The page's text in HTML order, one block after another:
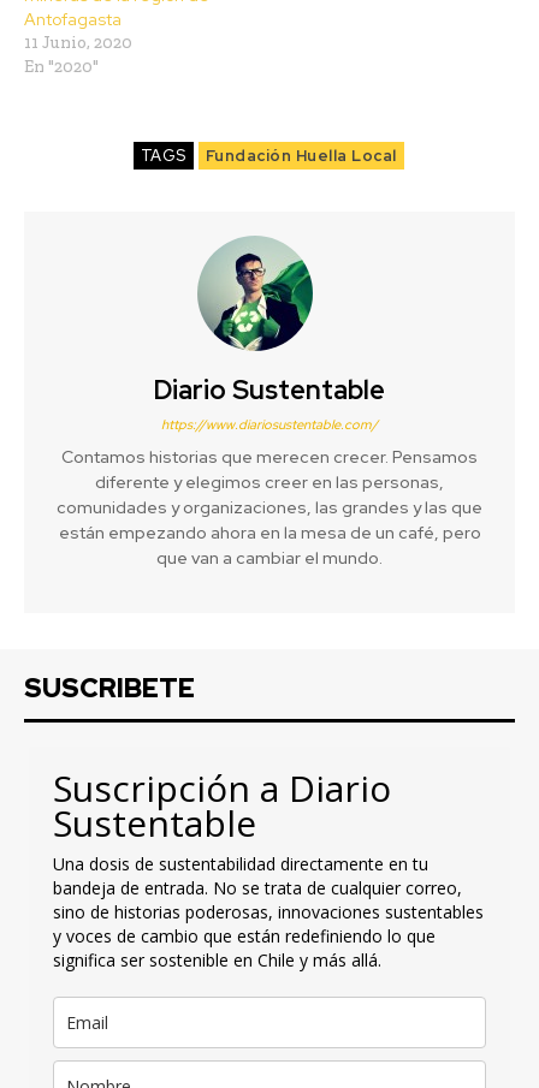
Antofagasta
11 Junio, 2020
En "2020"
TAGS Fundación Huella Local
Diario Sustentable
https://www.diariosustentable.com/
Contamos historias que merecen crecer. Pensamos
diferente y elegimos creer en las personas,
comunidades y organizaciones, las grandes y las que
están empezando ahora en la mesa de un café, pero
que van a cambiar el mundo.
SUSCRIBETE
Suscripción a Diario
Sustentable
Una dosis de sustentabilidad directamente en tu
bandeja de entrada. No se trata de cualquier correo,
sino de historias poderosas, innovaciones sustentables
y voces de cambio que están redefiniendo lo que
significa ser sostenible en Chile y más allá.